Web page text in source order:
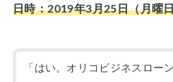
日時：2019年3月25日（月曜
「はい。オリコビジネスロー